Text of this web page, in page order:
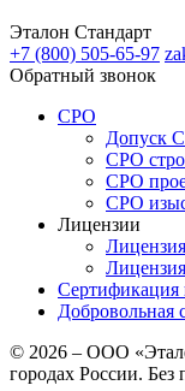
Эталон Стандарт
+7 (800) 505-65-97
Обратный звонок
СРО
Допуск
СРО
СРО
СРО
Лицензии
Сертификация
Добровольная
© 2026 – ООО
городах России. Без